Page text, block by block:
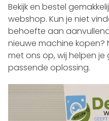
Bekijk en bestel
webshop. Kun je niet
behoefte aan
nieuwe machine kopen?
met ons op, wij helpen
passende oplossing.